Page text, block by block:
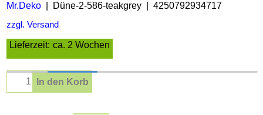
Mr.Deko Düne-2-586-teakgrey 4250792934717
zzgl. Versand
Lieferzeit: ca. 2 Wochen
In den Korb